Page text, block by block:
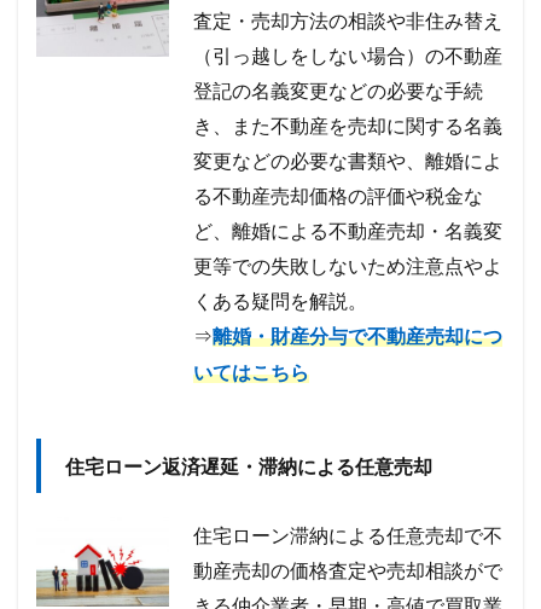
査定・売却方法の相談や非住み替え
（引っ越しをしない場合）の不動産
登記の名義変更などの必要な手続
き、また不動産を売却に関する名義
変更などの必要な書類や、離婚によ
る不動産売却価格の評価や税金な
ど、離婚による不動産売却・名義変
更等での失敗しないため注意点やよ
くある疑問を解説。
⇒離婚・財産分与で不動産売却につ
いてはこちら
住宅ローン返済遅延・滞納による任意売却
住宅ローン滞納による任意売却で不
動産売却の価格査定や売却相談がで